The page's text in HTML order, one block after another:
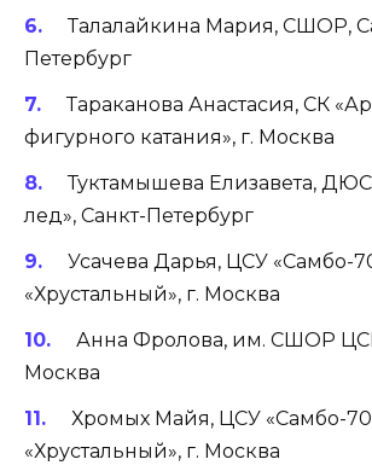
Талалайкина Мария, СШОР,
Петербург
Тараканова Анастасия, СК
фигурного катания», г. Москва
Туктамышева Елизавета,
лед», Санкт-Петербург
Усачева Дарья, ЦСУ «Самбо-
«Хрустальный», г. Москва
Анна Фролова, им. СШОР
Москва
Хромых Майя, ЦСУ «Самбо-
«Хрустальный», г. Москва